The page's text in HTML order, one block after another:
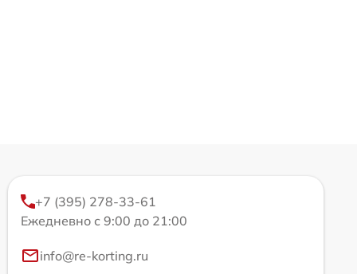
+7 (395) 278-33-61
Ежедневно с 9:00 до 21:00
info@re-korting.ru